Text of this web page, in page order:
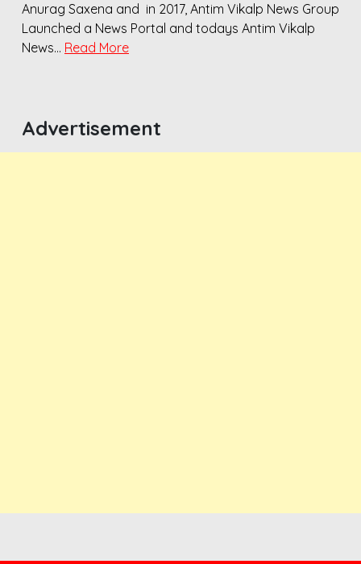
Anurag Saxena and in 2017, Antim Vikalp News Group
Launched a News Portal and todays Antim Vikalp
News… Read More
Advertisement